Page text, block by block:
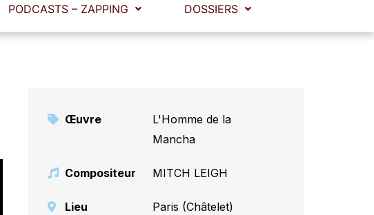
PODCASTS – ZAPPING DOSSIERS
Œuvre
L'Homme de la
Mancha
Compositeur MITCH LEIGH
Lieu Paris (Châtelet)